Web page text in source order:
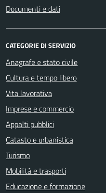
Documenti e dati
CATEGORIE DI SERVIZIO
Anagrafe e stato civile
Cultura e tempo libero
Vita lavorativa
Imprese e commercio
Appalti pubblici
Catasto e urbanistica
Turismo
Mobilità e trasporti
Educazione e formazione